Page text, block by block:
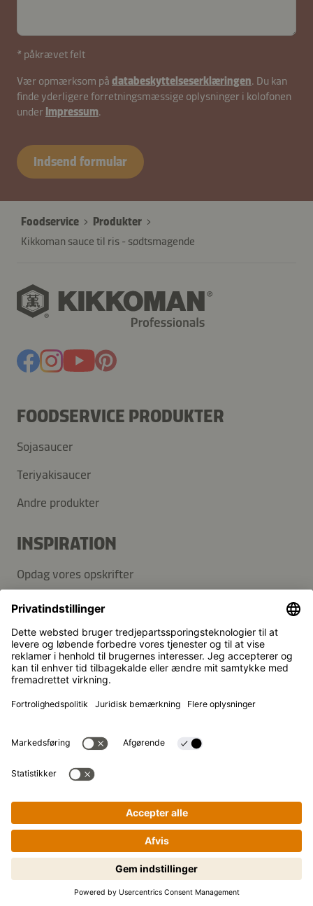
* påkrævet felt
Vær opmærksom på databeskyttelseserklæringen. Du kan
finde yderligere forretningsmæssige oplysninger i kolofonen
under Impressum.
B2B-
26583-
Indsend formular
Foodservice
Produkter
Kikkoman sauce til ris - sødtsmagende
FOODSERVICE PRODUKTER
Sojasaucer
Teriyakisaucer
Andre produkter
INSPIRATION
Opdag vores opskrifter
Blog
SUPPORT
Kontakt
FAQ
Kikkoman er et registreret varemærke tilhørende Kikkoman
© Kikkoman Trading Europe GmbH 2023 – 2026
Registreret ved byretten i Düsseldorf (Amtsgericht
Düsseldorf): HRB 35856
Privatindstillinger
Juridisk tekst
Privatlivspolitik